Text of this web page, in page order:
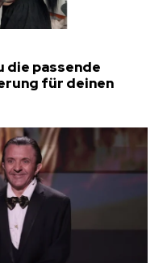
die passende
für deinen